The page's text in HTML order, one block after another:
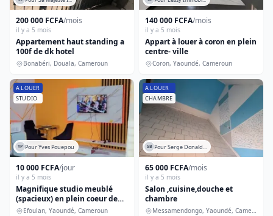
200 000 FCFA/mois
il y a 5 mois
Appartement haut standing a
100f de dk hotel
Bonabéri, Douala, Cameroun
140 000 FCFA/mois
il y a 5 mois
Appart à louer à coron en plein
centre- ville
Coron, Yaoundé, Cameroun
A LOUER
STUDIO
YP Pour Yves Pouepou
10 000 FCFA/jour
il y a 5 mois
Magnifique studio meublé
(spacieux) en plein coeur de
yaoundé
Efoulan, Yaoundé, Cameroun
A LOUER
CHAMBRE
SB Pour Serge Donald...
65 000 FCFA/mois
il y a 5 mois
Salon ,cuisine,douche et
chambre
Messamendongo, Yaoundé, Cameroun